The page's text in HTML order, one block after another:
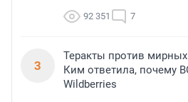
92 351 7
3
Теракты против
Ким ответила, почему
Wildberries